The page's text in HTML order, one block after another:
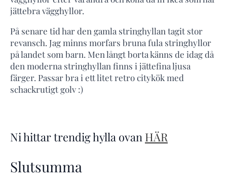
jättebra vägghyllor.
På senare tid har den gamla stringhyllan tagit stor
revansch. Jag minns morfars bruna fula stringhyllor
på landet som barn. Men långt borta känns de idag då
den moderna stringhyllan finns i jättefina ljusa
färger. Passar bra i ett litet retro citykök med
schackrutigt golv :)
Ni hittar trendig hylla ovan HÄR
Slutsumma